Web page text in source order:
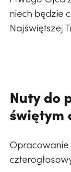
niech będzie
Najświętszej
Nuty do
świętym